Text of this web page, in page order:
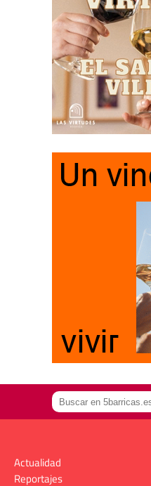
Actualidad
Reportajes